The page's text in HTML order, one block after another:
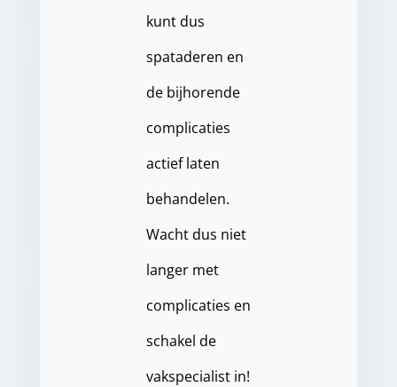
kunt dus
spataderen en
de bijhorende
complicaties
actief laten
behandelen.
Wacht dus niet
langer met
complicaties en
schakel de
vakspecialist in!